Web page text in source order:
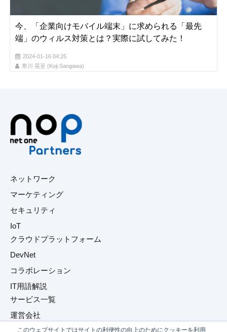
このウェブサイトではサイトの利便性の向上のためにクッキーを利用
今、「企業向けモバイル端末」に求められる「最先
端」のウィルス対策とは？実際に試してみた！
2024-01-16 04:25
寒川 晃至 (Koji Sangawa)
ネットワーク
マーケティング
セキュリティ
IoT
クラウドプラットフォーム
DevNet
コラボレーション
IT用語解説
サービス一覧
運営会社